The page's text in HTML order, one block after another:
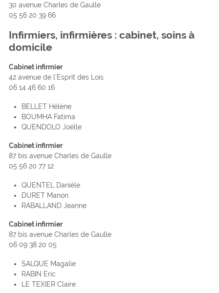
30 avenue Charles de Gaulle
05 56 20 39 66
Infirmiers, infirmières : cabinet, soins à
domicile
Cabinet infirmier
42 avenue de l’Esprit des Lois
06 14 46 60 16
BELLET Hélène
BOUMHA Fatima
QUENDOLO Joëlle
Cabinet infirmier
87 bis avenue Charles de Gaulle
05 56 20 77 12
QUENTEL Danièle
DURET Manon
RABALLAND Jeanne
Cabinet infirmier
87 bis avenue Charles de Gaulle
06 09 38 20 05
SALQUE Magalie
RABIN Eric
LE TEXIER Claire